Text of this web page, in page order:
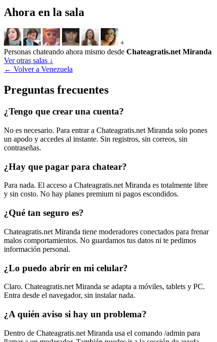
Ahora en la sala
+
Personas chateando ahora mismo desde Chateagratis.net Miranda
Ver otras salas ↓
← Volver a Venezuela
Preguntas frecuentes
¿Tengo que crear una cuenta?
No es necesario. Para entrar a Chateagratis.net Miranda solo pones
un apodo y accedes al instante. Sin registros, sin correos, sin
contraseñas.
¿Hay que pagar para chatear?
Para nada. El acceso a Chateagratis.net Miranda es totalmente libre
y sin costo. No hay planes premium ni pagos escondidos.
¿Qué tan seguro es?
Chateagratis.net Miranda tiene moderadores conectados para frenar
malos comportamientos. No guardamos tus datos ni te pedimos
información personal.
¿Lo puedo abrir en mi celular?
Claro. Chateagratis.net Miranda se adapta a móviles, tablets y PC.
Entra desde el navegador, sin instalar nada.
¿A quién aviso si hay un problema?
Dentro de Chateagratis.net Miranda usa el comando /admin para